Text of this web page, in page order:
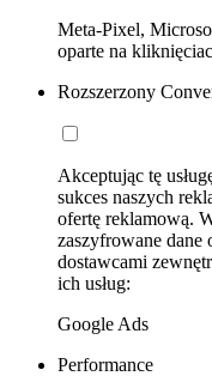
Meta-Pixel,
oparte na
Rozszerzony
Akceptując tę
sukces naszych
ofertę reklamową.
zaszyfrowane dane
dostawcami
ich usług:
Google Ads
Performance